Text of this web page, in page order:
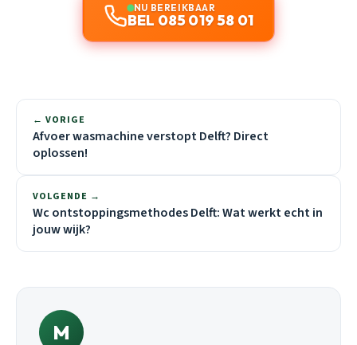
NU BEREIKBAAR
BEL 085 019 58 01
← VORIGE
Afvoer wasmachine verstopt Delft? Direct
oplossen!
VOLGENDE →
Wc ontstoppingsmethodes Delft: Wat werkt echt in
jouw wijk?
M